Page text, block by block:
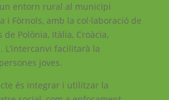
entorn rural al municipi
i Fòrnols, amb la col·laboració de
Polònia, Itàlia, Croàcia,
L’intercanvi facilitarà la
joves.
és integrar i utilitzar la